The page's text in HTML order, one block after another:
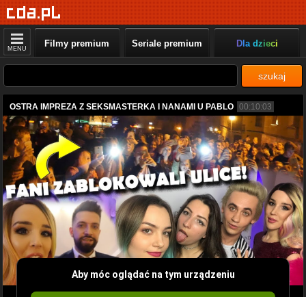
MENU Filmy premium Seriale premium Dla dzieci
szukaj
OSTRA IMPREZA Z SEKSMASTERKA I NANAMI U PABLO 00:10:03
Aby móc oglądać na tym urządzeniu